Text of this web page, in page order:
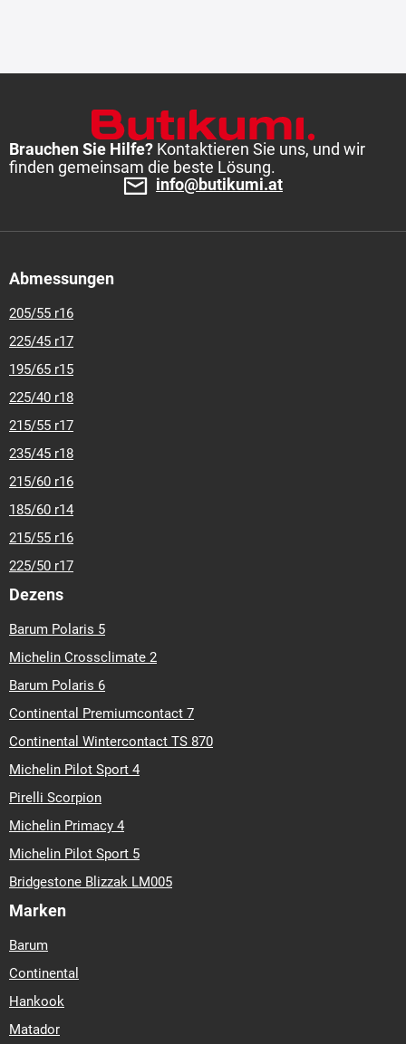
Brauchen Sie Hilfe? Kontaktieren Sie uns, und wir
finden gemeinsam die beste Lösung.
info@butikumi.at
Abmessungen
205/55 r16
225/45 r17
195/65 r15
225/40 r18
215/55 r17
235/45 r18
215/60 r16
185/60 r14
215/55 r16
225/50 r17
Dezens
Barum Polaris 5
Michelin Crossclimate 2
Barum Polaris 6
Continental Premiumcontact 7
Continental Wintercontact TS 870
Michelin Pilot Sport 4
Pirelli Scorpion
Michelin Primacy 4
Michelin Pilot Sport 5
Bridgestone Blizzak LM005
Marken
Barum
Continental
Hankook
Matador